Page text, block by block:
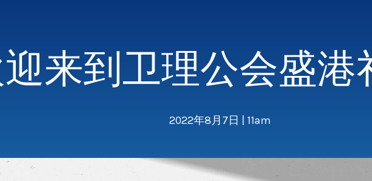
来到卫理公会盛港
2022年8月7日 | 11am